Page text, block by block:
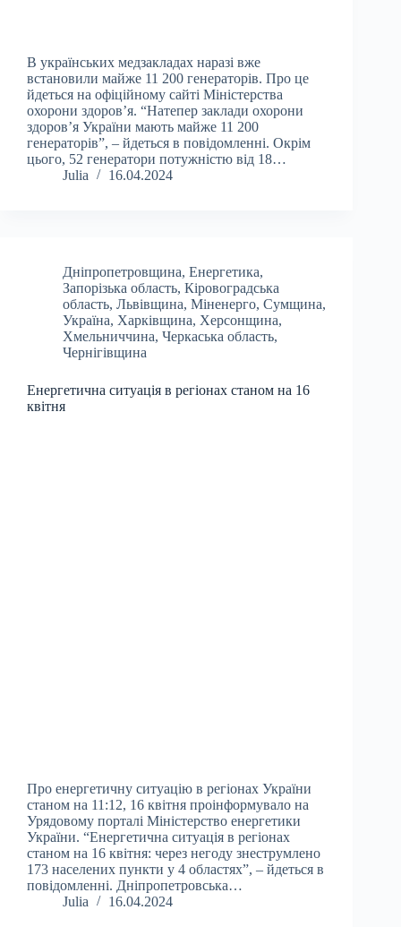
В українських медзакладах наразі вже
встановили майже 11 200 генераторів. Про це
йдеться на офіційному сайті Міністерства
охорони здоров’я. “Натепер заклади охорони
здоров’я України мають майже 11 200
генераторів”, – йдеться в повідомленні. Окрім
цього, 52 генератори потужністю від 18…
Julia
16.04.2024
Дніпропетровщина, Енергетика,
Запорізька область, Кіровоградська
область, Львівщина, Міненерго, Сумщина,
Україна, Харківщина, Херсонщина,
Хмельниччина, Черкаська область,
Чернігівщина
Енергетична ситуація в регіонах станом на 16
квітня
Про енергетичну ситуацію в регіонах України
станом на 11:12, 16 квітня проінформувало на
Урядовому порталі Міністерство енергетики
України. “Енергетична ситуація в регіонах
станом на 16 квітня: через негоду знеструмлено
173 населених пункти у 4 областях”, – йдеться в
повідомленні. Дніпропетровська…
Julia
16.04.2024